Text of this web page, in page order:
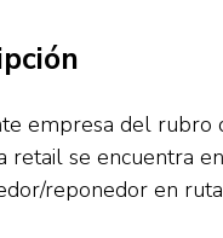
empresa del rubro
retail se encuentra
reponedor en